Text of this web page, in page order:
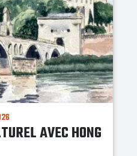
(ACTIVITÉS + NUITÉES +